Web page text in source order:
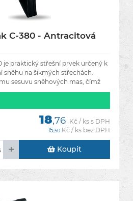
C-380 - Antracitová
je praktický střešní prvek určený k
sněhu na šikmých střechách.
sesuvu sněhových mas, čímž
18,76 Kč / ks s DPH
15,50 Kč / ks bez DPH
Koupit